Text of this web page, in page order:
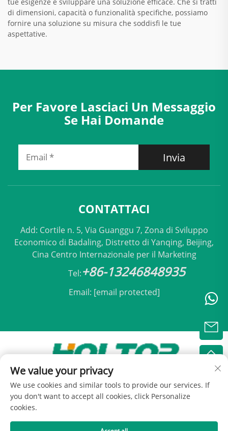
di dimensioni, capacità o funzionalità specifiche, possiamo
fornire una soluzione su misura che soddisfi le tue
aspettative.
Per Favore Lasciaci Un Messaggio
Se Hai Domande
Invia
CONTATTACI
Add: Cortile n. 5, Via Guanggu 7, Zona di Sviluppo
Economico di Badaling, Distretto di Yanqing, Beijing,
Cina Centro Internazionale per il Marketing
Tel:+86-13246848935
Email: [email protected]
Copyright © 2025 by Beijing Holtop Condizionamento
Srl - Informativa sulla privacy
We value your privacy
We use cookies and similar tools to provide our services. If
you don't want to accept all cookies, click Personalize
cookies.